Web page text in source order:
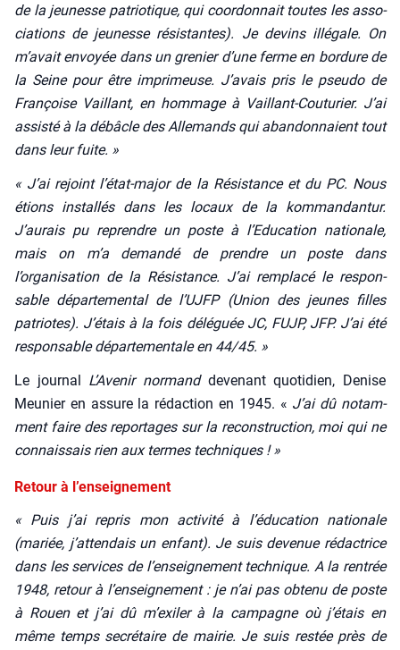
de la jeu­nesse patrio­tique, qui coor­don­nait toutes les asso­
cia­tions de jeu­nesse résis­tantes). Je devins illé­gale. On
m’avait envoyée dans un gre­nier d’une ferme en bor­dure de
la Seine pour être impri­meuse. J’avais pris le pseu­do de
Fran­çoise Vaillant, en hom­mage à Vaillant-Cou­tu­rier. J’ai
assis­té à la débâcle des Alle­mands qui aban­don­naient tout
dans leur fuite. »
« J’ai rejoint l’état-major de la Résis­tance et du PC. Nous
étions ins­tal­lés dans les locaux de la kom­man­dan­tur.
J’aurais pu reprendre un poste à l’Education natio­nale,
mais on m’a deman­dé de prendre un poste dans
l’organisation de la Résis­tance. J’ai rem­pla­cé le res­pon­
sable dépar­te­men­tal de l’UJFP (Union des jeunes filles
patriotes). J’étais à la fois délé­guée JC, FUJP, JFP. J’ai été
res­pon­sable dépar­te­men­tale en 44/45. »
Le jour­nal L’Avenir nor­manddeve­nant quo­ti­dien, Denise
Meu­nier en assure la rédac­tion en 1945. « J’ai dû notam­
ment faire des repor­tages sur la recons­truc­tion, moi qui ne
connais­sais rien aux termes tech­niques ! »
Retour à l’enseignement
« Puis j’ai repris mon acti­vi­té à l’é­du­ca­tion natio­nale
(mariée, j’attendais un enfant). Je suis deve­nue rédac­trice
dans les ser­vices de l’enseignement tech­nique. A la ren­trée
1948, retour à l’enseignement : je n’ai pas obte­nu de poste
à Rouen et j’ai dû m’exiler à la cam­pagne où j’étais en
même temps secré­taire de mai­rie. Je suis res­tée près de